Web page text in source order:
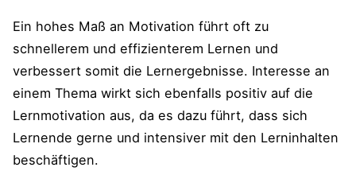
schulischen Rahmen hinaus
blueprints-Pareto-Tipp: Erfolgreich lernen
Ergänzungen und Fragen von dir
Videos zu "Lerntipps"
Ein hohes Maß an Motivation führt oft zu
schnellerem und effizienterem Lernen und
verbessert somit die Lernergebnisse. Interesse an
einem Thema wirkt sich ebenfalls positiv auf die
Lernmotivation aus, da es dazu führt, dass sich
Lernende gerne und intensiver mit den Lerninhalten
beschäftigen​​​​.